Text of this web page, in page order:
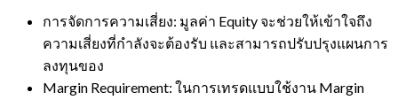
การจัดการความเสี่ยง: มูลค่า Equity จะช่วยให้เข้าใจถึง
ความเสี่ยงที่กำลังจะต้องรับ และสามารถปรับปรุงแผนการ
ลงทุนของ
Margin Requirement: ในการเทรดแบบใช้งาน Margin